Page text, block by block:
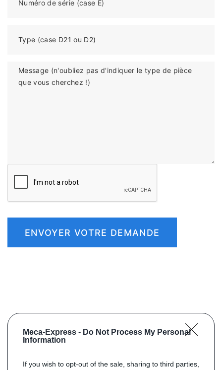
Meca-Express - Do Not Process My Personal
Information
If you wish to opt-out of the sale, sharing to third parties,
Numéro de série (case E)
Type (case D21 ou D2)
Message (n'oubliez pas d'indiquer le type de pièce
que vous cherchez !)
ENVOYER VOTRE DEMANDE